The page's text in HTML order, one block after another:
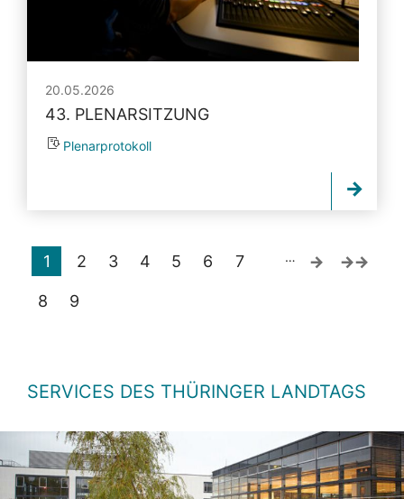
20.05.2026
43. PLENARSITZUNG
Plenarprotokoll
1 2 3 4 5 6 7
8 9
…
SERVICES DES THÜRINGER LANDTAGS